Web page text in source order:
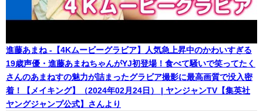
進藤あまね -【4Kムービーグラビア】人気急上昇中のかわいすぎる
19歳声優・進藤あまねちゃんがYJ初登場！食べて騒いで笑ってたく
さんのあまねすの魅力が詰まったグラビア撮影に最高画質で没入密
着！【メイキング】（2024年02月24日） | ヤンジャンTV【集英社
ヤングジャンプ公式】さんより